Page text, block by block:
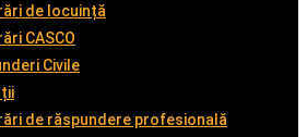
de locuință
CASCO
Civile
de răspundere profesională